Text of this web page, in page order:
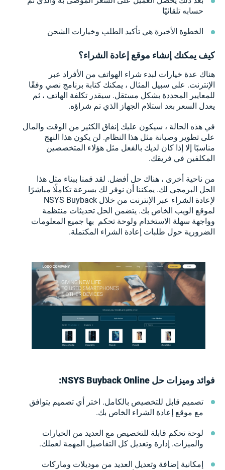
حسابه تلقائيًا
الخطوة الأخيرة هي تأكيد الطلب وخيارات الشحن
كيف يمكنك إنشاء موقع إعادة الشراء؟
هناك عدة خيارات لبدء شراء الهواتف من الأفراد عبر
الإنترنت. على سبيل المثال ، يمكنك كتابة برنامج نصي وفقًا
للمعايير المحددة بشكل مستقل. سيقدر تكلفة الهاتف ، ثم
يعدل السعر بعد استلام الجهاز الذي تم شراؤه.
في هذه الحالة ، سيكون عليك إنفاق الكثير من الوقت والمال
على تطوير وصيانة مثل هذا النظام. لن يكون هذا النهج
مناسبًا إلا إذا كان لديك بالفعل مثل هؤلاء المتخصصين
المكلفين في فريقك.
من ناحية أخرى ، هناك حل أفضل. لقد قمنا ببناء مثل هذا
الحل البرمجي لك. يمكننا أن نوفر لك بسرعة تكاملًا مباشرًا
لموقع الويب الخاص بك. يتضمن الحل تحديثات منتظمة
وواجهة سهلة الاستخدام ولوحة تحكم بها جميع المعلومات
الضرورية حول طلبات إعادة الشراء المكتملة.
فوائد وميزات حل NSYS Buyback Online:
تصميم قابل للتخصيص بالكامل. اختر أي تصميم يتوافق
مع موقع إعادة الشراء الخاص بك.
لوحة تحكم قابلة للتخصيص مع العديد من الخيارات
والميزات. إدارة وتعديل كل التفاصيل المهمة لعملك.
إمكانية إضافة وتعديل العديد من موديلات وماركات